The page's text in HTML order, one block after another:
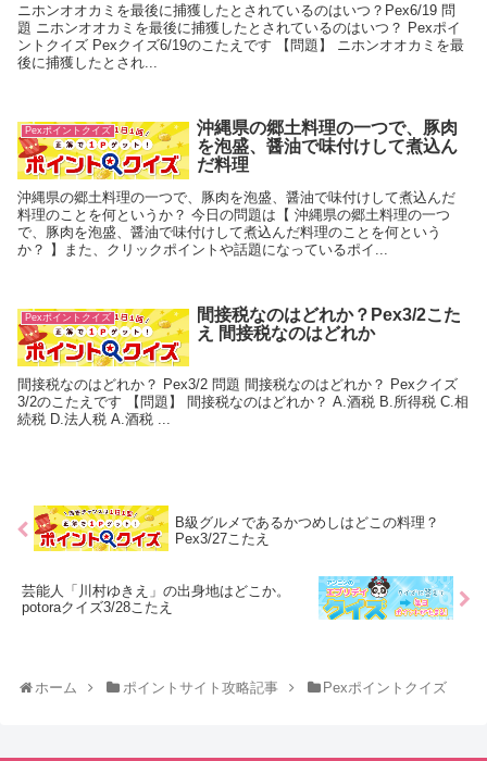
ニホンオオカミを最後に捕獲したとされているのはいつ？Pex6/19 問
題 ニホンオオカミを最後に捕獲したとされているのはいつ？ Pexポイ
ントクイズ Pexクイズ6/19のこたえです 【問題】 ニホンオオカミを最
後に捕獲したとされ...
Pexポイントクイズ
沖縄県の郷土料理の一つで、豚肉
を泡盛、醤油で味付けして煮込ん
だ料理
沖縄県の郷土料理の一つで、豚肉を泡盛、醤油で味付けして煮込んだ
料理のことを何というか？ 今日の問題は【 沖縄県の郷土料理の一つ
で、豚肉を泡盛、醤油で味付けして煮込んだ料理のことを何という
か？ 】また、クリックポイントや話題になっているポイ...
Pexポイントクイズ
間接税なのはどれか？Pex3/2こた
え 間接税なのはどれか
間接税なのはどれか？ Pex3/2 問題 間接税なのはどれか？ Pexクイズ
3/2のこたえです 【問題】 間接税なのはどれか？ A.酒税 B.所得税 C.相
続税 D.法人税 A.酒税 ...
B級グルメであるかつめしはどこの料理？
Pex3/27こたえ
芸能人「川村ゆきえ」の出身地はどこか。
potoraクイズ3/28こたえ
ホーム ポイントサイト攻略記事 Pexポイントクイズ